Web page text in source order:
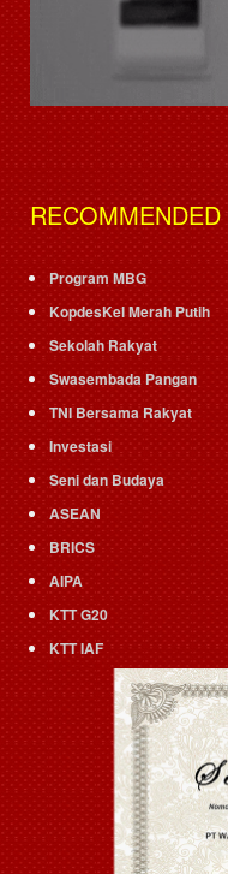
RECOMMENDED
Program MBG
KopdesKel Merah Putih
Sekolah Rakyat
Swasembada Pangan
TNI Bersama Rakyat
Investasi
Seni dan Budaya
ASEAN
BRICS
AIPA
KTT G20
KTT IAF